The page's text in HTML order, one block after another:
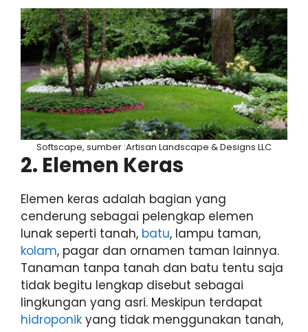
Softscape, sumber :Artisan Landscape & Designs LLC
2. Elemen Keras
Elemen keras adalah bagian yang
cenderung sebagai pelengkap elemen
lunak seperti tanah, batu, lampu taman,
kolam, pagar dan ornamen taman lainnya.
Tanaman tanpa tanah dan batu tentu saja
tidak begitu lengkap disebut sebagai
lingkungan yang asri. Meskipun terdapat
hidroponik yang tidak menggunakan tanah,